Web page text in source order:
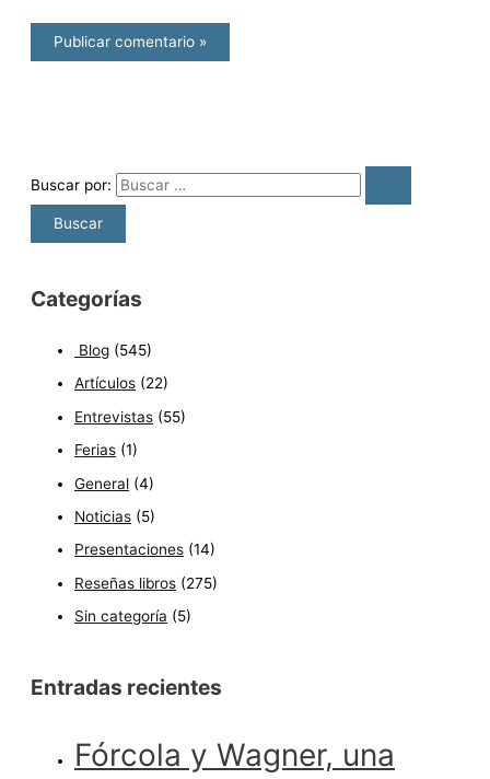
Buscar por:
Categorías
Blog (545)
Artículos (22)
Entrevistas (55)
Ferias (1)
General (4)
Noticias (5)
Presentaciones (14)
Reseñas libros (275)
Sin categoría (5)
Entradas recientes
Fórcola y Wagner, una